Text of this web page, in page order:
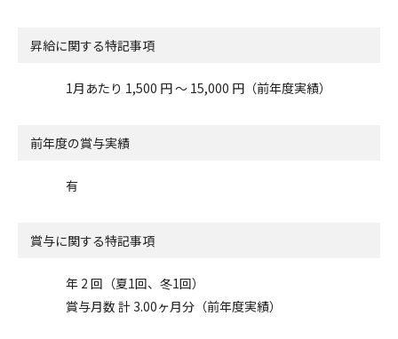
昇給に関する特記事項
1月あたり 1,500 円 〜 15,000 円（前年度実績）
前年度の賞与実績
有
賞与に関する特記事項
年 2 回（夏1回、冬1回）
賞与月数 計 3.00ヶ月分（前年度実績）